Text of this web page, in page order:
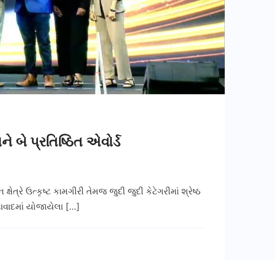
પ્રતિષ્ઠિત એવોર્ડ
ઉત્કૃષ્ટ કામગીરી તેમજ જુદી જુદી કેટેગરીમાં શ્રેષ્ઠ
યોજાયેલા […]